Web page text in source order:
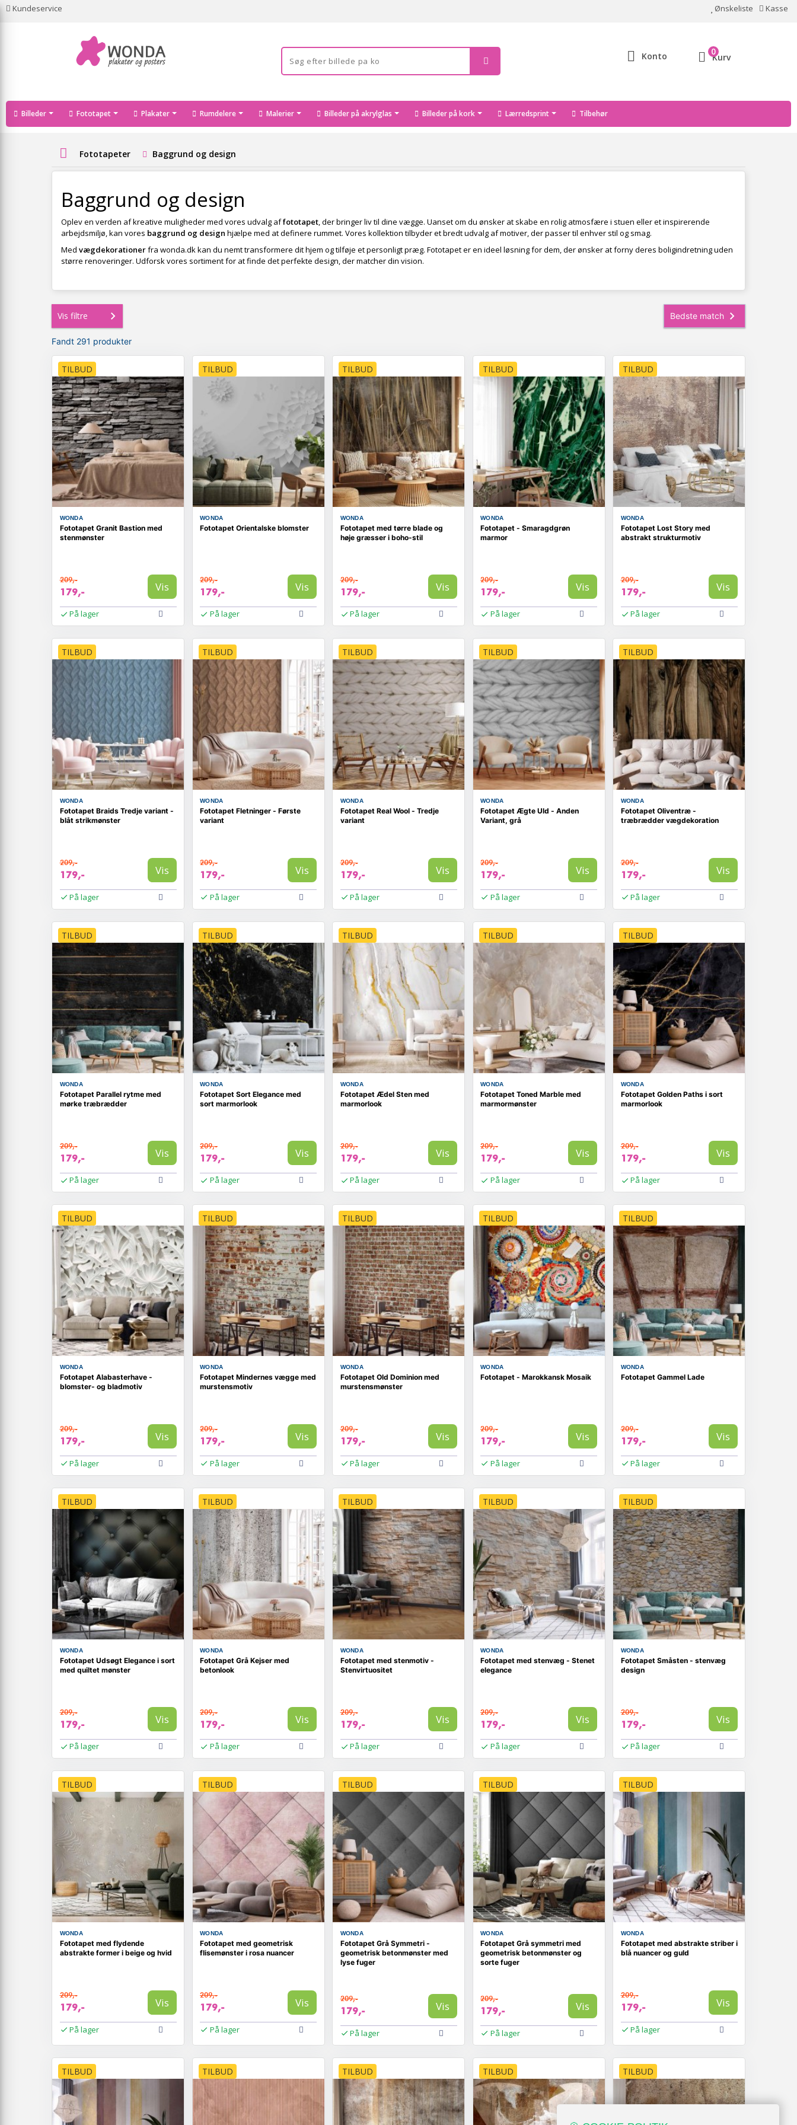
Kundeservice Ønskeliste Kasse
Konto Kurv
0
Billeder Fototapet Plakater Rumdelere Malerier Billeder på akrylglas Billeder på kork Lærredsprint Tilbehør
Fototapeter Baggrund og design
Baggrund og design
Oplev en verden af kreative muligheder med vores udvalg affototapet, der bringer liv til dine vægge. Uanset om du ønsker at skabe en rolig atmosfære i stuen eller et inspirerende
arbejdsmiljø, kan vores baggrund og design hjælpe med at definere rummet. Vores kollektion tilbyder et bredt udvalg af motiver, der passer til enhver stil og smag.
Med vægdekorationerfra wonda.dk kan du nemt transformere dit hjem og tilføje et personligt præg. Fototapet er en ideel løsning for dem, der ønsker at forny deres boligindretning uden
større renoveringer. Udforsk vores sortiment for at finde det perfekte design, der matcher din vision.
Vis filtre
Fandt 291 produkter
TILBUD
WONDA
Fototapet Granit Bastion med
stenmønster
209,-
179,- Vis
På lager
TILBUD
WONDA
Fototapet Orientalske blomster
209,-
179,- Vis
På lager
TILBUD
WONDA
Fototapet med tørre blade og
høje græsser i boho-stil
209,-
179,- Vis
På lager
TILBUD
WONDA
Fototapet - Smaragdgrøn
marmor
209,-
179,- Vis
På lager
TILBUD
WONDA
Fototapet Lost Story med
abstrakt strukturmotiv
209,-
179,- Vis
På lager
TILBUD
WONDA
Fototapet Braids Tredje variant -
blåt strikmønster
209,-
179,- Vis
På lager
TILBUD
WONDA
Fototapet Fletninger - Første
variant
209,-
179,- Vis
På lager
TILBUD
WONDA
Fototapet Real Wool - Tredje
variant
209,-
179,- Vis
På lager
TILBUD
WONDA
Fototapet Ægte Uld - Anden
Variant, grå
209,-
179,- Vis
På lager
TILBUD
WONDA
Fototapet Oliventræ -
træbrædder vægdekoration
209,-
179,- Vis
På lager
TILBUD
WONDA
Fototapet Parallel rytme med
mørke træbrædder
209,-
179,- Vis
På lager
TILBUD
WONDA
Fototapet Sort Elegance med
sort marmorlook
209,-
179,- Vis
På lager
TILBUD
WONDA
Fototapet Ædel Sten med
marmorlook
209,-
179,- Vis
På lager
TILBUD
WONDA
Fototapet Toned Marble med
marmormønster
209,-
179,- Vis
På lager
TILBUD
WONDA
Fototapet Golden Paths i sort
marmorlook
209,-
179,- Vis
På lager
TILBUD
WONDA
Fototapet Alabasterhave -
blomster- og bladmotiv
209,-
179,- Vis
På lager
TILBUD
WONDA
Fototapet Mindernes vægge med
murstensmotiv
209,-
179,- Vis
På lager
TILBUD
WONDA
Fototapet Old Dominion med
murstensmønster
209,-
179,- Vis
På lager
TILBUD
WONDA
Fototapet - Marokkansk Mosaik
209,-
179,- Vis
På lager
TILBUD
WONDA
Fototapet Gammel Lade
209,-
179,- Vis
På lager
TILBUD
WONDA
Fototapet Udsøgt Elegance i sort
med quiltet mønster
209,-
179,- Vis
På lager
TILBUD
WONDA
Fototapet Grå Kejser med
betonlook
209,-
179,- Vis
På lager
TILBUD
WONDA
Fototapet med stenmotiv -
Stenvirtuositet
209,-
179,- Vis
På lager
TILBUD
WONDA
Fototapet med stenvæg - Stenet
elegance
209,-
179,- Vis
På lager
TILBUD
WONDA
Fototapet Småsten - stenvæg
design
209,-
179,- Vis
På lager
TILBUD
WONDA
Fototapet med flydende
abstrakte former i beige og hvid
209,-
179,- Vis
På lager
TILBUD
WONDA
Fototapet med geometrisk
flisemønster i rosa nuancer
209,-
179,- Vis
På lager
TILBUD
WONDA
Fototapet Grå Symmetri -
geometrisk betonmønster med
lyse fuger
209,-
179,- Vis
På lager
TILBUD
WONDA
Fototapet Grå symmetri med
geometrisk betonmønster og
sorte fuger
209,-
179,- Vis
På lager
TILBUD
WONDA
Fototapet med abstrakte striber i
blå nuancer og guld
209,-
179,- Vis
På lager
TILBUD TILBUD TILBUD TILBUD TILBUD